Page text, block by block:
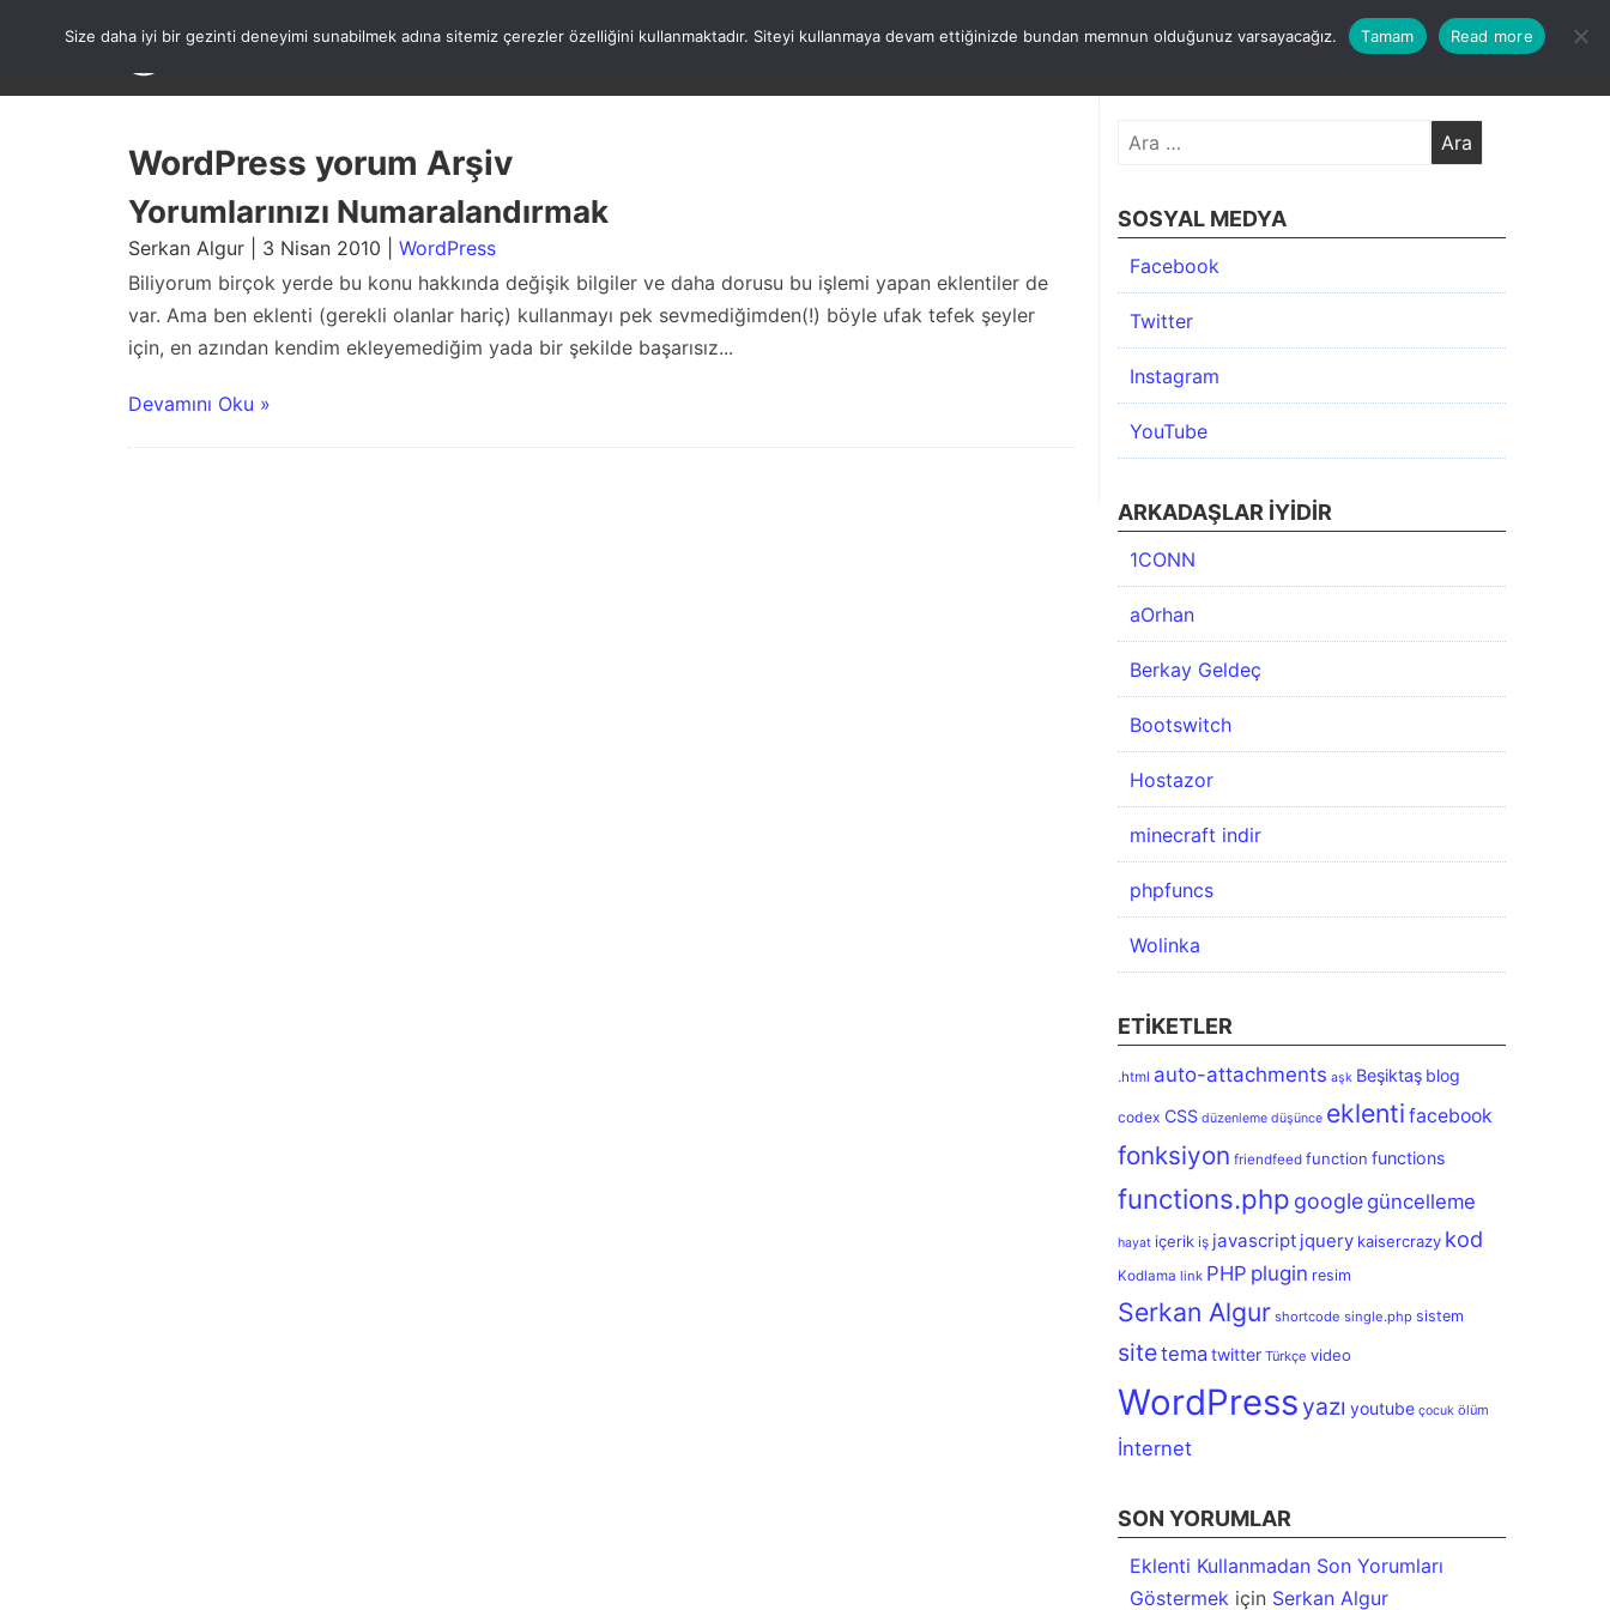
ANASAYFA WORDPRESS ATATÜRK HAKKIMDA KATEGORİLER İLETİŞİM ARŞİV
WordPress yorum Arşiv
Yorumlarınızı Numaralandırmak
Serkan Algur | 3 Nisan 2010 | WordPress
Biliyorum birçok yerde bu konu hakkında değişik bilgiler ve daha dorusu bu işlemi yapan eklentiler de
var. Ama ben eklenti (gerekli olanlar hariç) kullanmayı pek sevmediğimden(!) böyle ufak tefek şeyler
için, en azından kendim ekleyemediğim yada bir şekilde başarısız...
Devamını Oku »
Arama:
SOSYAL MEDYA
Facebook
Twitter
Instagram
YouTube
ARKADAŞLAR İYIDIR
1CONN
aOrhan
Berkay Geldeç
Bootswitch
Hostazor
minecraft indir
phpfuncs
Wolinka
ETIKETLER
.html auto-attachments aşk Beşiktaş blog
codex CSS düzenleme düşünce eklenti facebook
fonksiyon friendfeed function functions
functions.php googlegüncelleme
hayat içerik iş javascript jquery kaisercrazy kod
Kodlama link PHP plugin resim
Serkan Algur shortcode single.php sistem
sitetema twitter Türkçe video
WordPressyazı youtube çocuk ölüm
İnternet
SON YORUMLAR
Eklenti Kullanmadan Son Yorumları
Göstermekiçin Serkan Algur
Size daha iyi bir gezinti deneyimi sunabilmek adına sitemiz çerezler özelliğini kullanmaktadır. Siteyi kullanmaya devam ettiğinizde bundan memnun olduğunuz varsayacağız. Tamam Read more